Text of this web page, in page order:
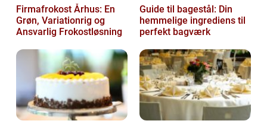
Firmafrokost Århus: En
Grøn, Variationrig og
Ansvarlig Frokostløsning
Guide til bagestål: Din
hemmelige ingrediens til
perfekt bagværk